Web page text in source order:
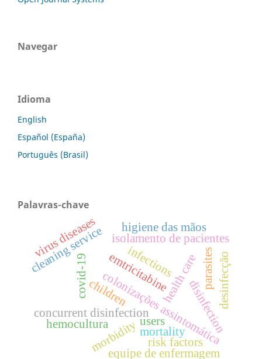
Navegar
Idioma
English
Español (España)
Português (Brasil)
Palavras-chave
covid-19 colonizações assintomática
infections
concurrent disinfection
health care
cleaning service
disinfection
emtricitabine
isolamento de pacientes
users
morbidity mortality
equipe de enfermagem
higiene das mãos
desinfecção
risk factors
children
hemocultura
virus diseases
parasites